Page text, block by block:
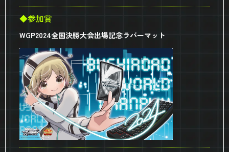
◆参加賞
WGP2024全国決勝大会出場記念ラバーマット